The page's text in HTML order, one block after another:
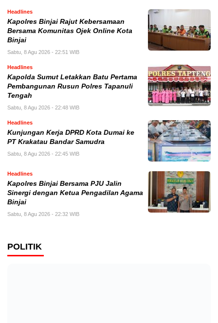
Headlines
Kapolres Binjai Rajut Kebersamaan
Bersama Komunitas Ojek Online Kota
Binjai
Sabtu, 8 Agu 2026 - 22:51 WIB
Headlines
Kapolda Sumut Letakkan Batu Pertama
Pembangunan Rusun Polres Tapanuli
Tengah
Sabtu, 8 Agu 2026 - 22:48 WIB
Headlines
Kunjungan Kerja DPRD Kota Dumai ke
PT Krakatau Bandar Samudra
Sabtu, 8 Agu 2026 - 22:45 WIB
Headlines
Kapolres Binjai Bersama PJU Jalin
Sinergi dengan Ketua Pengadilan Agama
Binjai
Sabtu, 8 Agu 2026 - 22:32 WIB
POLITIK